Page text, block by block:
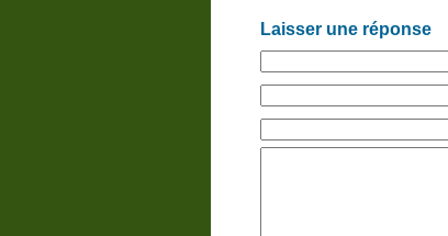
Laisser une réponse